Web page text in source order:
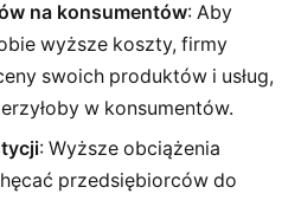
na konsumentów: Aby
wyższe koszty, firmy
swoich produktów i usług,
w konsumentów.
: Wyższe obciążenia
przedsiębiorców do